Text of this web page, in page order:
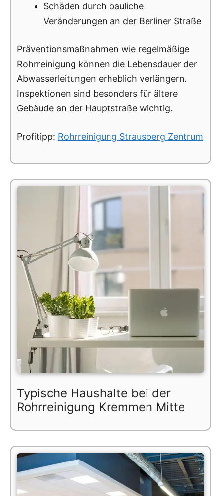
Schäden durch bauliche
Veränderungen an der Berliner Straße
Präventionsmaßnahmen wie regelmäßige
Rohrreinigung können die Lebensdauer der
Abwasserleitungen erheblich verlängern.
Inspektionen sind besonders für ältere
Gebäude an der Hauptstraße wichtig.
Profitipp: Rohrreinigung Strausberg Zentrum
Typische Haushalte bei der
Rohrreinigung Kremmen Mitte